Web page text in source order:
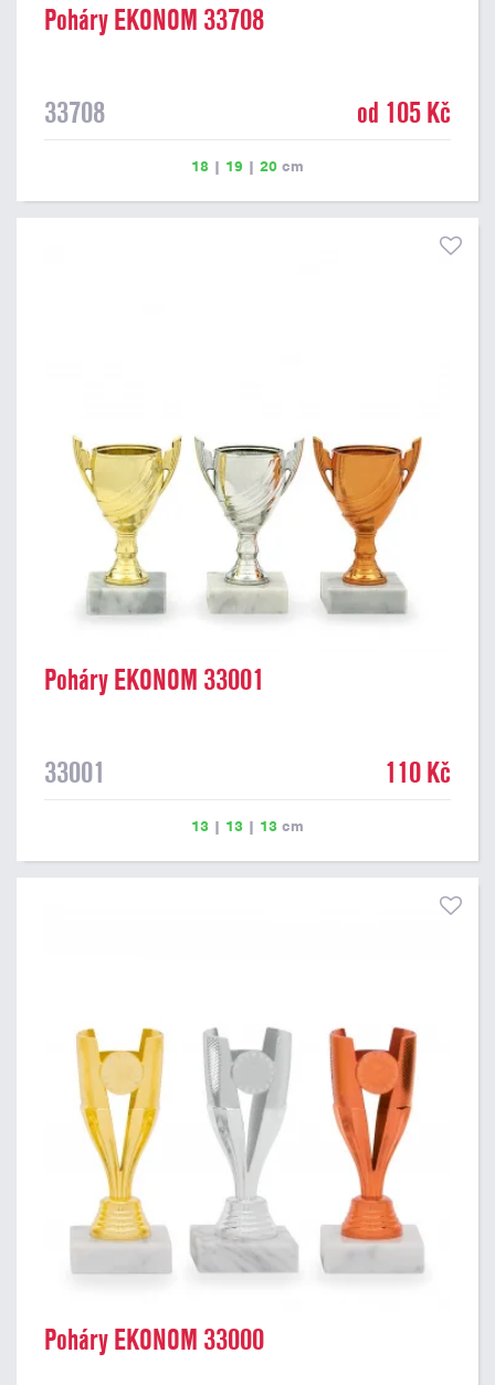
Poháry EKONOM 33708
33708 od 105 Kč
18 | 19 | 20 cm
Poháry EKONOM 33001
33001 110 Kč
13 | 13 | 13 cm
Poháry EKONOM 33000